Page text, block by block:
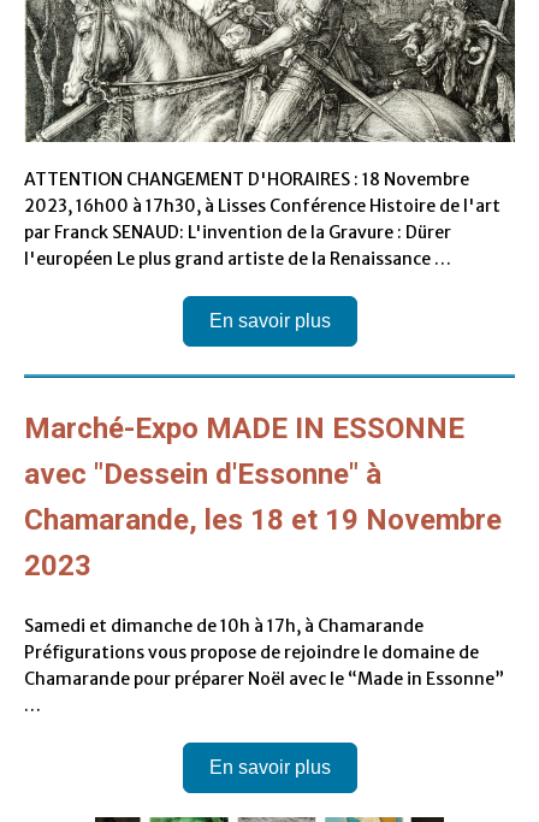
ATTENTION CHANGEMENT D'HORAIRES : 18 Novembre
2023, 16h00 à 17h30, à Lisses Conférence Histoire de l'art
par Franck SENAUD: L'invention de la Gravure : Dürer
l'européen Le plus grand artiste de la Renaissance …
En savoir plus
Marché-Expo MADE IN ESSONNE
avec "Dessein d'Essonne" à
Chamarande, les 18 et 19 Novembre
2023
Samedi et dimanche de 10h à 17h, à Chamarande
Préfigurations vous propose de rejoindre le domaine de
Chamarande pour préparer Noël avec le “Made in Essonne”
…
En savoir plus